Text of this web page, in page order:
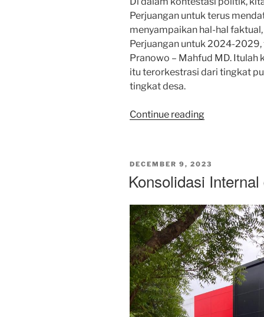
Perjuangan untuk terus
menyampaikan hal-hal
Perjuangan untuk 2024-
Pranowo – Mahfud MD. Itulah
itu terorkestrasi dari tingkat
tingkat desa.
Continue reading“Yang
adalah
Kader
Partai
Turun
Bertemu
Rakyat”
POSTED
DECEMBER 9, 2023
Konsolidasi